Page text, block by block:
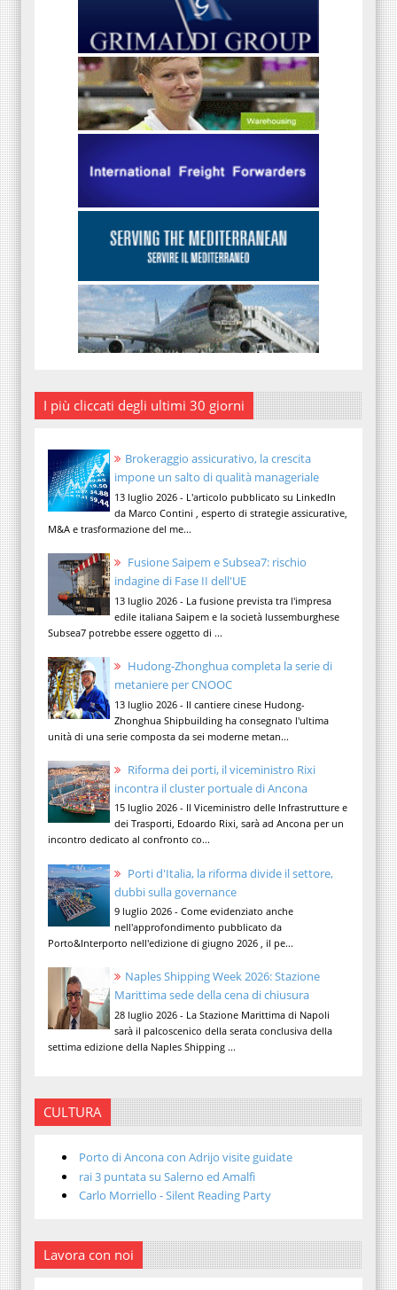
I più cliccati degli ultimi 30 giorni
Brokeraggio assicurativo, la crescita
impone un salto di qualità manageriale
13 luglio 2026 - L'articolo pubblicato su LinkedIn
da Marco Contini , esperto di strategie assicurative,
M&A e trasformazione del me...
Fusione Saipem e Subsea7: rischio
indagine di Fase II dell'UE
13 luglio 2026 - La fusione prevista tra l'impresa
edile italiana Saipem e la società lussemburghese
Subsea7 potrebbe essere oggetto di ...
Hudong-Zhonghua completa la serie di
metaniere per CNOOC
13 luglio 2026 - Il cantiere cinese Hudong-
Zhonghua Shipbuilding ha consegnato l'ultima
unità di una serie composta da sei moderne metan...
Riforma dei porti, il viceministro Rixi
incontra il cluster portuale di Ancona
15 luglio 2026 - Il Viceministro delle Infrastrutture e
dei Trasporti, Edoardo Rixi, sarà ad Ancona per un
incontro dedicato al confronto co...
Porti d'Italia, la riforma divide il settore,
dubbi sulla governance
9 luglio 2026 - Come evidenziato anche
nell'approfondimento pubblicato da
Porto&Interporto nell'edizione di giugno 2026 , il pe...
Naples Shipping Week 2026: Stazione
Marittima sede della cena di chiusura
28 luglio 2026 - La Stazione Marittima di Napoli
sarà il palcoscenico della serata conclusiva della
settima edizione della Naples Shipping ...
CULTURA
Porto di Ancona con Adrijo visite guidate
rai 3 puntata su Salerno ed Amalfi
Carlo Morriello - Silent Reading Party
Lavora con noi